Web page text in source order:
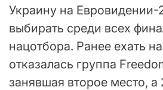
Украину на Евровидении-
выбирать среди всех
нацотбора. Ранее ехать
отказалась группа
занявшая второе место, а